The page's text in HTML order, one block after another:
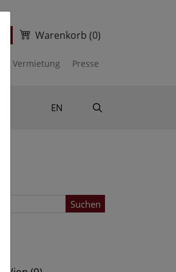
Warenkorb (0)
Vermietung Presse
EN
Suchen